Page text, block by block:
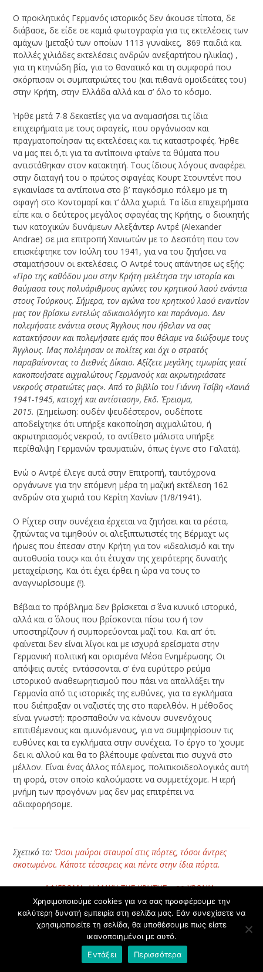
Ο προκλητικός Γερμανός ιστορικός δεν άκουσε τίποτα, δε
διάβασε, δε είδε σε καμιά φωτογραφία για τις εκτελέσεις των
αμάχων (μεταξύ των οποίων 1113 γυναίκες, 869 παιδιά και
πολλές χιλιάδες εκτελέσεις ανδρών ανεξαρτήτου ηλικίας) ,
για τη κτηνώδη βία, για το θανατικό και τη συμφορά που
σκόρπισαν οι συμπατριώτες του (και πιθανά ομοϊδεάτες του)
στην Κρήτη, στην Ελλάδα αλλά και σ’ όλο το κόσμο.
Ήρθε μετά 7-8 δεκαετίες για να αναμασήσει τις ίδια
επιχειρήματα με τους σφαγείς, που οργάνωσαν και
πραγματοποίησαν τις εκτελέσεις και τις καταστροφές. Ήρθε
να μας πει ό,τι για τα αντίποινα φταίνε τα θύματα που
αντιστάθηκαν στον κατακτητή. Τους ίδιους λόγους αναφέρει
στην διαταγή του ο πρώτος σφαγέας Κουρτ Στουντέντ που
εγκαινίασε τα αντίποινα στο β’ παγκόσμιο πόλεμο με τη
σφαγή στο Κοντομαρί και τ’ άλλα χωριά. Τα ίδια επιχειρήματα
είπε και ο δεύτερος μεγάλος σφαγέας της Κρήτης, ο διοικητής
των κατοχικών δυνάμεων Αλεξάντερ Αντρέ (Alexander
Andrae) σε μια επιτροπή Χανιωτών με το Δεσπότη που τον
επισκέφτηκε τον Ιούλη του 1941, για να του ζητήσει να
σταματήσουν οι εκτελέσεις. Ο Αντρέ τους απάντησε ως εξής:
«Προ της καθόδου μου στην Κρήτη μελέτησα την ιστορία και
θαύμασα τους πολυάριθμους αγώνες του κρητικού λαού ενάντια
στους Τούρκους. Σήμερα, τον αγώνα του κρητικού λαού εναντίον
μας τον βρίσκω εντελώς αδικαιολόγητο και παράνομο. Δεν
πολεμήσατε ενάντια στους Άγγλους που ήθελαν να σας
κατακτήσουν και πολεμήσατε εμάς που θέλαμε να διώξουμε τους
Άγγλους. Μας πολέμησαν οι πολίτες και όχι ο στρατός
παραβαίνοντας το Διεθνές Δίκαιο. Αξίζετε μεγάλης τιμωρίας γιατί
κακοποιήσατε αιχμαλώτους Γερμανούς και ακρωτηριάσατε
νεκρούς στρατιώτες μας». Από το βιβλίο του Γιάννη Τσίβη «Χανιά
1941-1945, κατοχή και αντίσταση», Εκδ. Έρεισμα,
2015.(Σημείωση: ουδέν ψευδέστερον, ουδέποτε
αποδείχτηκε ότι υπήρξε κακοποίηση αιχμαλώτου, ή
ακρωτηριασμός νεκρού, το αντίθετο μάλιστα υπήρξε
περίθαλψη Γερμανών τραυματιών, όπως έγινε στο Γαλατά).
Ενώ ο Αντρέ έλεγε αυτά στην Επιτροπή, ταυτόχρονα
οργάνωνε για την επόμενη μέρα τη μαζική εκτέλεση 162
ανδρών στα χωριά του Κερίτη Χανίων (1/8/1941).
Ο Ρίχτερ στην συνέχεια έρχεται να ζητήσει και τα ρέστα,
ζητώντας να τιμηθούν οι αλεξιπτωτιστές της Βέρμαχτ ως
ήρωες που έπεσαν στην Κρήτη για τον «ιδεαλισμό και την
αυτοθυσία τους» και ότι έτυχαν της χειρότερης δυνατής
μεταχείρισης. Και ότι έχει έρθει η ώρα να τους το
αναγνωρίσουμε (!).
Βέβαια το πρόβλημα δεν βρίσκεται σ΄ ένα κυνικό ιστορικό,
αλλά και σ΄ όλους που βρίσκονται πίσω του ή τον
υποστηρίζουν ή συμπορεύονται μαζί του. Και απ’ ότι
φαίνεται δεν είναι λίγοι και με ισχυρά ερείσματα στην
Γερμανική πολιτική και ορισμένα Μέσα Ενημέρωσης. Οι
απόψεις αυτές εντάσσονται σ’ ένα ευρύτερο ρεύμα
ιστορικού αναθεωρητισμού που πάει να απαλλάξει την
Γερμανία από τις ιστορικές της ευθύνες, για τα εγκλήματα
που διέπραξαν οι ναζιστές της στο παρελθόν. Η μέθοδος
είναι γνωστή: προσπαθούν να κάνουν συνενόχους
επιτιθέμενους και αμυνόμενους, για να συμψηφίσουν τις
ευθύνες και τα εγκλήματα στην συνέχεια. Το έργο το ‘χουμε
δει κι αλλού και θα το βλέπουμε φαίνεται πιο συχνά στο
μέλλον. Είναι ένας άλλος πόλεμος, πολιτικοιδεολογικός αυτή
τη φορά, στον οποίο καλούμαστε να συμμετέχομε. Η ιερή
μνήμη των προγόνων μας δεν μας επιτρέπει να
αδιαφορήσομε.
Σχετικό το:Όσοι μαύροι σταυροί στις πόρτες, τόσοι άντρες
σκοτωμένοι. Κάποτε τέσσερεις και πέντε στην ίδια πόρτα.
κ.α. στοΑΦΙΕΡΩΜΑ: Η ΜΑΧΗ ΤΗΣ ΚΡΗΤΗΣ – 80 ΧΡΟΝΙΑ
Μοιραστείτε το
Twitter Pinterest
Χρησιμοποιούμε cookies για να σας προσφέρουμε την
καλύτερη δυνατή εμπειρία στη σελίδα μας. Εάν συνεχίσετε να
χρησιμοποιείτε τη σελίδα, θα υποθέσουμε πως είστε
ικανοποιημένοι με αυτό.
Εντάξει
Περισσότερα